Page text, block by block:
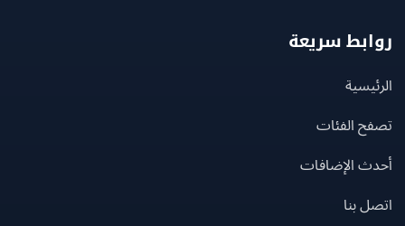
سريعة
الفئات
الإضافات
بنا